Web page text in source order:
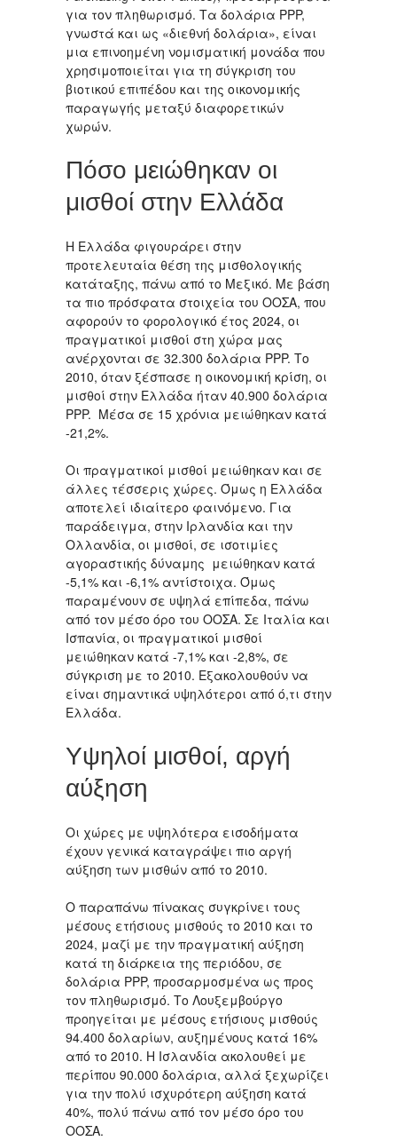
για τον πληθωρισμό. Τα δολάρια PPP,
γνωστά και ως «διεθνή δολάρια», είναι
μια επινοημένη νομισματική μονάδα που
χρησιμοποιείται για τη σύγκριση του
βιοτικού επιπέδου και της οικονομικής
παραγωγής μεταξύ διαφορετικών
χωρών.
Πόσο μειώθηκαν οι
μισθοί στην Ελλάδα
Η Ελλάδα φιγουράρει στην
προτελευταία θέση της μισθολογικής
κατάταξης, πάνω από το Μεξικό. Με βάση
τα πιο πρόσφατα στοιχεία του ΟΟΣΑ, που
αφορούν το φορολογικό έτος 2024, οι
πραγματικοί μισθοί στη χώρα μας
ανέρχονται σε 32.300 δολάρια PPP. Το
2010, όταν ξέσπασε η οικονομική κρίση, οι
μισθοί στην Ελλάδα ήταν 40.900 δολάρια
PPP. Μέσα σε 15 χρόνια μειώθηκαν κατά
-21,2%.
Οι πραγματικοί μισθοί μειώθηκαν και σε
άλλες τέσσερις χώρες. Όμως η Ελλάδα
αποτελεί ιδιαίτερο φαινόμενο. Για
παράδειγμα, στην Ιρλανδία και την
Ολλανδία, οι μισθοί, σε ισοτιμίες
αγοραστικής δύναμης μειώθηκαν κατά
-5,1% και -6,1% αντίστοιχα. Όμως
παραμένουν σε υψηλά επίπεδα, πάνω
από τον μέσο όρο του ΟΟΣΑ. Σε Ιταλία και
Ισπανία, οι πραγματικοί μισθοί
μειώθηκαν κατά -7,1% και -2,8%, σε
σύγκριση με το 2010. Εξακολουθούν να
είναι σημαντικά υψηλότεροι από ό,τι στην
Ελλάδα.
Yψηλοί μισθοί, αργή
αύξηση
Οι χώρες με υψηλότερα εισοδήματα
έχουν γενικά καταγράψει πιο αργή
αύξηση των μισθών από το 2010.
Ο παραπάνω πίνακας συγκρίνει τους
μέσους ετήσιους μισθούς το 2010 και το
2024, μαζί με την πραγματική αύξηση
κατά τη διάρκεια της περιόδου, σε
δολάρια PPP, προσαρμοσμένα ως προς
τον πληθωρισμό. Το Λουξεμβούργο
προηγείται με μέσους ετήσιους μισθούς
94.400 δολαρίων, αυξημένους κατά 16%
από το 2010. Η Ισλανδία ακολουθεί με
περίπου 90.000 δολάρια, αλλά ξεχωρίζει
για την πολύ ισχυρότερη αύξηση κατά
40%, πολύ πάνω από τον μέσο όρο του
ΟΟΣΑ.